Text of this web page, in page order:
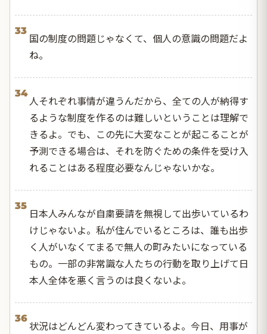
33
国の制度の問題じゃなくて、個人の意識の問題だよ
ね。
34
人それぞれ事情が違うんだから、全ての人が納得す
るような制度を作るのは難しいということは理解で
きるよ。でも、この先に大変なことが起こることが
予測できる場合は、それを防ぐための条件を受け入
れることはある程度必要なんじゃないかな。
35
日本人みんなが自粛要請を無視して出歩いているわ
けじゃないよ。私が住んでいるところは、誰も出歩
く人がいなくてまるで無人の町みたいになっている
もの。一部の非常識な人たちの行動を取り上げて日
本人全体を悪く言うのは良くないよ。
36
状況はどんどん変わってきているよ。今日、用事が